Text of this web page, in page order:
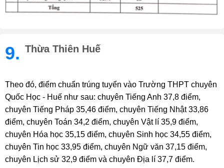
9. Thừa Thiên Huế
Theo đó, điểm chuẩn trúng tuyển vào Trường THPT chuyên
Quốc Học - Huế như sau: chuyên Tiếng Anh 37,8 điểm,
chuyên Tiếng Pháp 35,46 điểm, chuyên Tiếng Nhật 33,86
điểm, chuyên Toán 34,2 điểm, chuyên Vật lí 35,9 điểm,
chuyên Hóa học 35,15 điểm, chuyên Sinh học 34,55 điểm,
chuyên Tin học 33,95 điểm, chuyên Ngữ văn 37,15 điểm,
chuyên Lịch sử 32,9 điểm và chuyên Địa lí 37,7 điểm.